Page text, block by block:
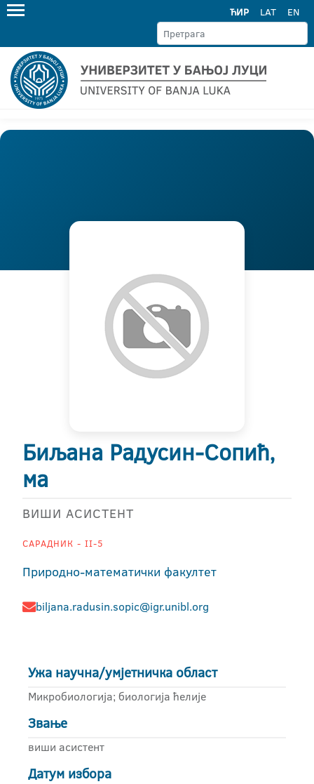
ЋИР LAT EN
Биљана Радусин-Сопић,
ма
ВИШИ АСИСТЕНТ
САРАДНИК - II-5
Природно-математички факултет
biljana.radusin.sopic@igr.unibl.org
Ужа научна/умјетничка област
Микробиологија; биологија ћелије
Звање
виши асистент
Датум избора